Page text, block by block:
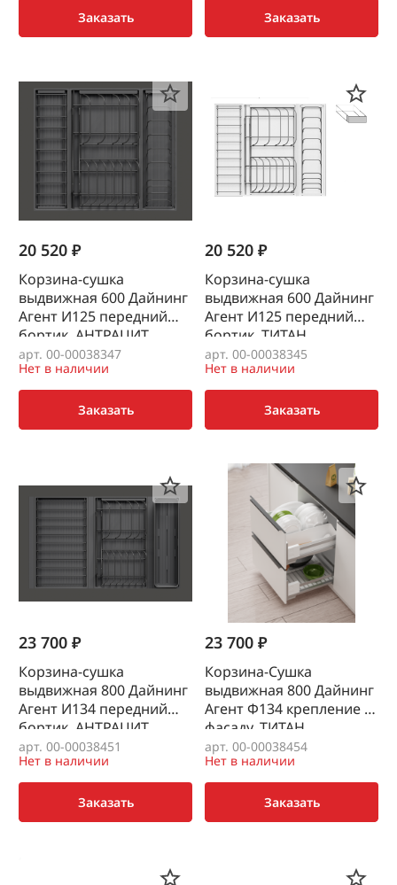
Заказать Заказать
20 520 ₽
Корзина-сушка
выдвижная 600 Дайнинг
Агент И125 передний
бортик, АНТРАЦИТ
KESSEBOHMER
арт. 00-00038347
Нет в наличии
Заказать
20 520 ₽
Корзина-сушка
выдвижная 600 Дайнинг
Агент И125 передний
бортик, ТИТАН
KESSEBOHMER
арт. 00-00038345
Нет в наличии
Заказать
23 700 ₽
Корзина-сушка
выдвижная 800 Дайнинг
Агент И134 передний
бортик, АНТРАЦИТ
KESSEBOHMER
арт. 00-00038451
Нет в наличии
Заказать
23 700 ₽
Корзина-Сушка
выдвижная 800 Дайнинг
Агент Ф134 крепление к
фасаду, ТИТАН
KESSEBOHMER
арт. 00-00038454
Нет в наличии
Заказать